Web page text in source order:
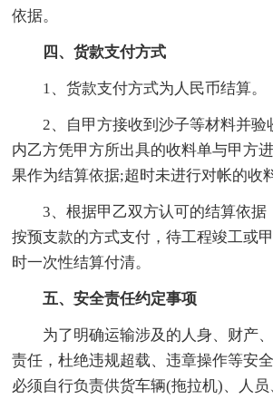
依据。
四、货款支付方式
1、货款支付方式为人民币结算。
2、自甲方接收到沙子等材料并验
内乙方凭甲方所出具的收料单与甲方
果作为结算依据;超时未进行对帐的收
3、根据甲乙双方认可的结算依据
按预支款的方式支付，待工程竣工或
时一次性结算付清。
五、安全责任约定事项
为了明确运输涉及的人身、财产
责任，杜绝违规超载、违章操作等安
必须自行负责供货车辆(拖拉机)、人